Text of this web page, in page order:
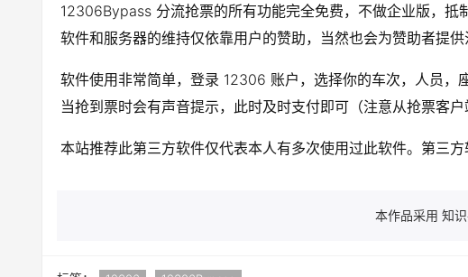
12306Bypass 分流抢票的所有功能完全免费，不做企业版，抵
软件和服务器的维持仅依靠用户的赞助，当然也会为赞助者提供
软件使用非常简单，登录 12306 账户，选择你的车次，人员，
当抢到票时会有声音提示，此时及时支付即可（注意从抢票客户
本站推荐此第三方软件仅代表本人有多次使用过此软件。第三
本作品采用 知